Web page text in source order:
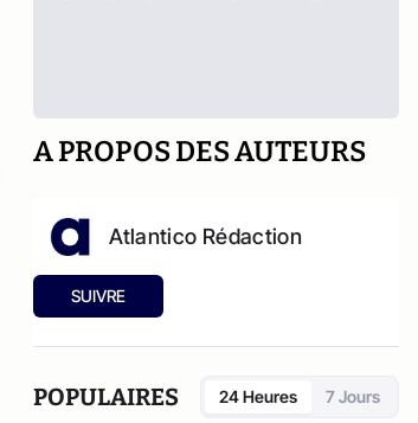
A PROPOS DES AUTEURS
Atlantico Rédaction
SUIVRE
POPULAIRES 24 Heures 7 Jours